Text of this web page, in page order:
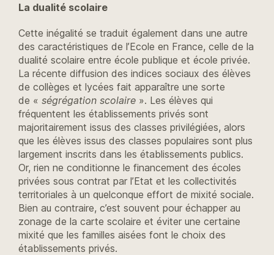
La dualité scolaire
Cette inégalité se traduit également dans une autre
des caractéristiques de l’Ecole en France, celle de la
dualité scolaire entre école publique et école privée.
La récente diffusion des indices sociaux des élèves
de collèges et lycées fait apparaître une sorte
de « ségrégation scolaire ». Les élèves qui
fréquentent les établissements privés sont
majoritairement issus des classes privilégiées, alors
que les élèves issus des classes populaires sont plus
largement inscrits dans les établissements publics.
Or, rien ne conditionne le financement des écoles
privées sous contrat par l’Etat et les collectivités
territoriales à un quelconque effort de mixité sociale.
Bien au contraire, c’est souvent pour échapper au
zonage de la carte scolaire et éviter une certaine
mixité que les familles aisées font le choix des
établissements privés.